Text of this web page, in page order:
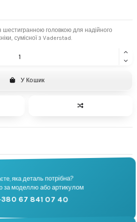
шестигранною головкою для надійного
сумісної з Vaderstad.
У Кошик
🔧
Підбір запчастин
Не знаєте, яка деталь потрібна?
Підберемо за моделлю або артикулом
📞 +380 67 841 07 40